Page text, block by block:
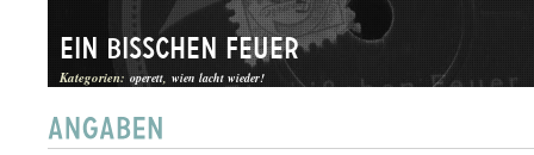
Ein bisschen Feuer
Kategorien: operett wien lacht wieder!